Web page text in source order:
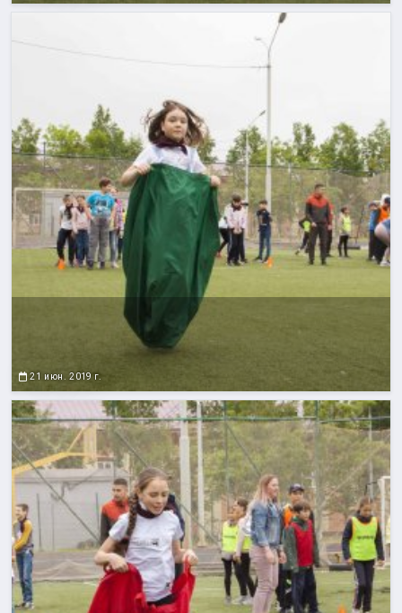
21 июн. 2019 г.